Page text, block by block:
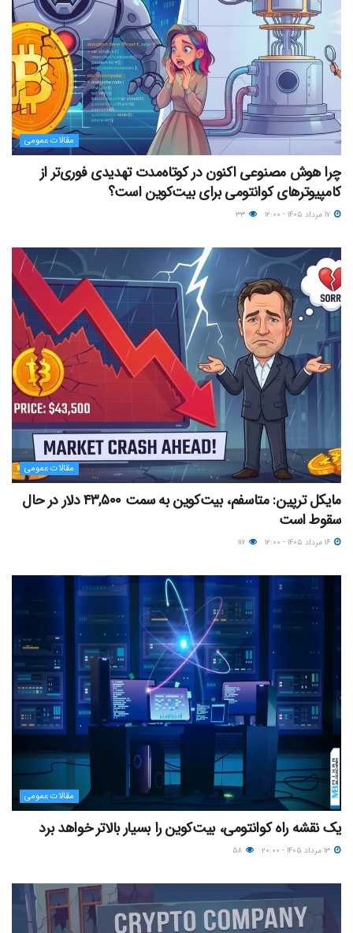
مقالات عمومی
چرا هوش مصنوعی اکنون در کوتاه‌مدت تهدیدی فوری‌تر از
کامپیوترهای کوانتومی برای بیت‌کوین است؟
مقالات عمومی
مایکل ترپین: متاسفم، بیت‌کوین به سمت ۴۳,۵۰۰ دلار در حال
سقوط است
مقالات عمومی
یک نقشه راه کوانتومی، بیت‌کوین را بسیار بالاتر خواهد برد